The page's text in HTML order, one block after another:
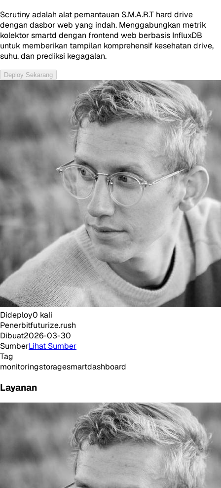
Scrutiny adalah alat pemantauan S.M.A.R.T hard drive
dengan dasbor web yang indah. Menggabungkan metrik
kolektor smartd dengan frontend web berbasis InfluxDB
untuk memberikan tampilan komprehensif kesehatan drive,
suhu, dan prediksi kegagalan.
Deploy Sekarang
Dideploy0 kali
Penerbitfuturize.rush
Dibuat2026-03-30
SumberLihat Sumber
Tag
monitoringstoragesmartdashboard
Layanan